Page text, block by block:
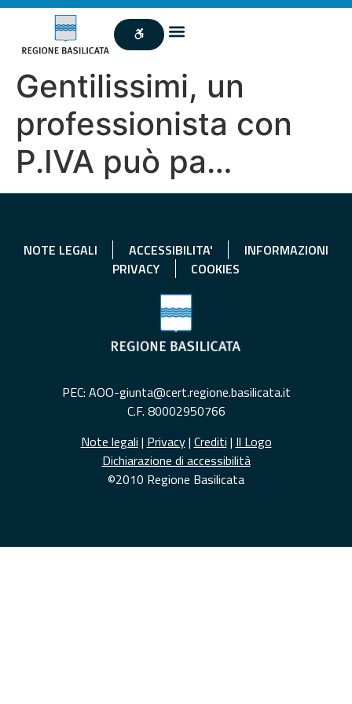
Gentilissimi, un
professionista con
P.IVA può pa…
NOTE LEGALI ACCESSIBILITA'
INFORMAZIONI
PRIVACY
COOKIES
PEC: AOO-giunta@cert.regione.basilicata.it
C.F. 80002950766
Note legali | Privacy| Crediti | Il Logo
Dichiarazione di accessibilità
©2010 Regione Basilicata